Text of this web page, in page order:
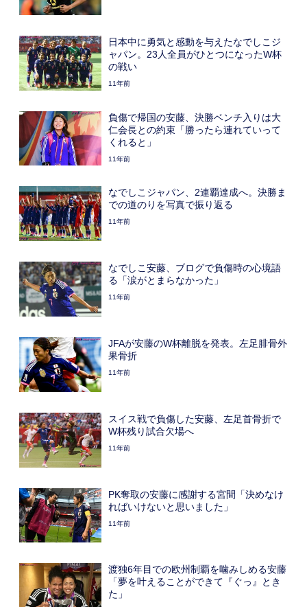
日本中に勇気と感動を与えたなでしこジ
ャパン。23人全員がひとつになったW杯
の戦い
11年前
負傷で帰国の安藤、決勝ベンチ入りは大
仁会長との約束「勝ったら連れていって
くれると」
11年前
なでしこジャパン、2連覇達成へ。決勝ま
での道のりを写真で振り返る
11年前
なでしこ安藤、ブログで負傷時の心境語
る「涙がとまらなかった」
11年前
JFAが安藤のW杯離脱を発表。左足腓骨外
果骨折
11年前
スイス戦で負傷した安藤、左足首骨折で
W杯残り試合欠場へ
11年前
PK奪取の安藤に感謝する宮間「決めなけ
ればいけないと思いました」
11年前
渡独6年目での欧州制覇を噛みしめる安藤
「夢を叶えることができて『ぐっ』とき
た」